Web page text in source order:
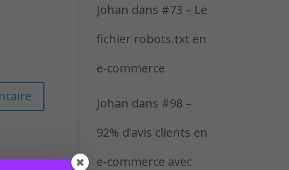
Johan dans #73 – Le
fichier robots.txt en
e-commerce
Johan dans #98 –
92% d’avis clients en
e-commerce avec